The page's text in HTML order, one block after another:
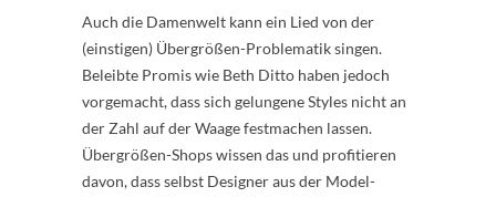
Auch die Damenwelt kann ein Lied von der
(einstigen) Übergrößen-Problematik singen.
Beleibte Promis wie Beth Ditto haben jedoch
vorgemacht, dass sich gelungene Styles nicht an
der Zahl auf der Waage festmachen lassen.
Übergrößen-Shops wissen das und profitieren
davon, dass selbst Designer aus der Model-